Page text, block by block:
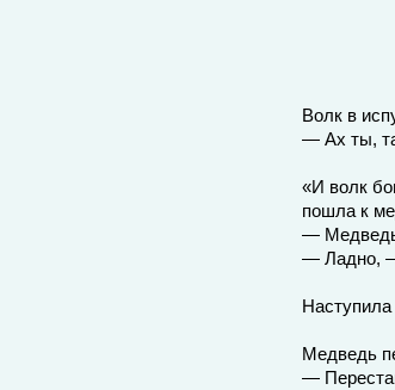
Волк в
— Ах ты,
«И волк
пошла к
—
— Ладно, —
Медведь
—